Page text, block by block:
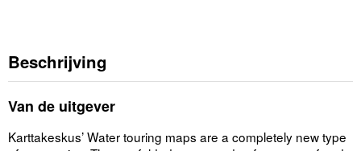
Beschrijving
Van de uitgever
Karttakeskus’ Water touring maps are a completely new type